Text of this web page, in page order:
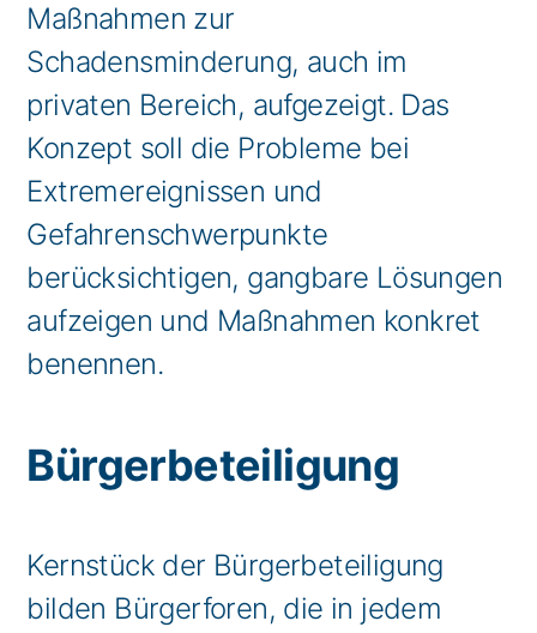
Maßnahmen zur
Schadensminderung, auch im
privaten Bereich, aufgezeigt. Das
Konzept soll die Probleme bei
Extremereignissen und
Gefahrenschwerpunkte
berücksichtigen, gangbare Lösungen
aufzeigen und Maßnahmen konkret
benennen.
Bürgerbeteiligung
Kernstück der Bürgerbeteiligung
bilden Bürgerforen, die in jedem